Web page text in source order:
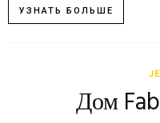
УЗНАТЬ БОЛЬШЕ
Дом